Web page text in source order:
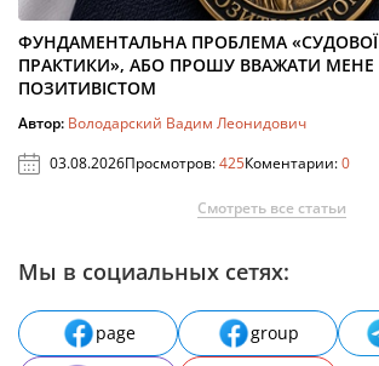
ФУНДАМЕНТАЛЬНА ПРОБЛЕМА «СУДОВОЇ
ПРАКТИКИ», АБО ПРОШУ ВВАЖАТИ МЕНЕ
ПОЗИТИВІСТОМ
Автор: Володарский Вадим Леонидович
03.08.2026Просмотров:425Коментарии:0
Смотреть все статьи
Мы в социальных сетях:
page group